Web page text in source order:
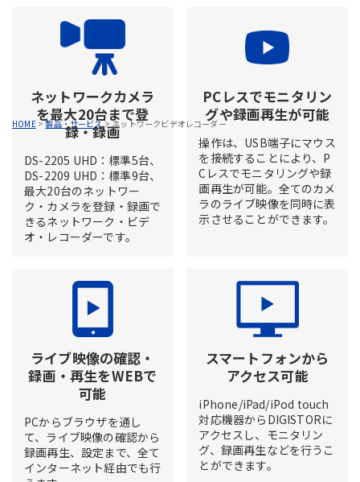
HOME>製品・サービス>ネットワークビデオレコーダー
ネットワークカメラ
を最大20台まで登
録・録画
DS-2205 UHD：標準5台、
DS-2209 UHD：標準9台、
最大20台のネットワー
ク・カメラを登録・録画で
きるネットワーク・ビデ
オ・レコーダーです。
PCレスでモニタリン
グや録画再生が可能
操作は、USB端子にマウス
を接続することにより、P
Cレスでモニタリングや録
画再生が可能。全てのカメ
ラのライブ映像を同時に表
示させることができます。
ライブ映像の確認・
録画・再生をWEBで
可能
PCからブラウザを通し
て、ライブ映像の確認から
録画再生、設定まで、全て
インターネット経由でも行
スマートフォンから
アクセス可能
iPhone/iPad/iPod touch
対応機器からDIGISTORに
アクセスし、モニタリン
グ、録画再生などを行うこ
とができます。